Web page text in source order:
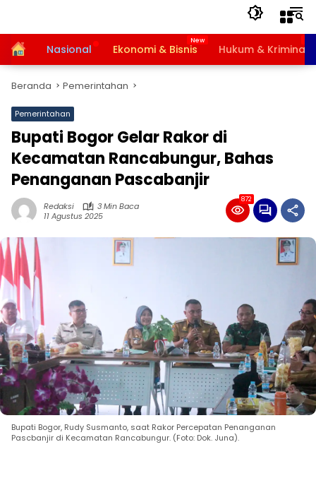
HomeNasional Ekonomi & Bisnis Hukum & Kriminal
Beranda Pemerintahan
Pemerintahan
Bupati Bogor Gelar Rakor di
Kecamatan Rancabungur, Bahas
Penanganan Pascabanjir
Redaksi
3 Min Baca
11 Agustus 2025
872
Bupati Bogor, Rudy Susmanto, saat Rakor Percepatan Penanganan
Pascbanjir di Kecamatan Rancabungur. (Foto: Dok. Juna).